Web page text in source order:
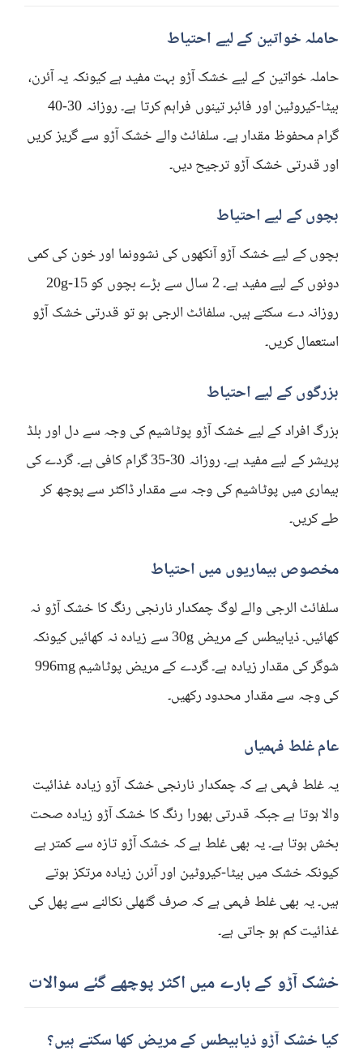
حاملہ خواتین کے لیے احتیاط
حاملہ خواتین کے لیے خشک آڑو بہت مفید ہے کیونکہ یہ آئرن،
بیٹا-کیروٹین اور فائبر تینوں فراہم کرتا ہے۔ روزانہ 30-40
گرام محفوظ مقدار ہے۔ سلفائٹ والے خشک آڑو سے گریز کریں
اور قدرتی خشک آڑو ترجیح دیں۔
بچوں کے لیے احتیاط
بچوں کے لیے خشک آڑو آنکھوں کی نشوونما اور خون کی کمی
دونوں کے لیے مفید ہے۔ 2 سال سے بڑے بچوں کو 15-20g
روزانہ دے سکتے ہیں۔ سلفائٹ الرجی ہو تو قدرتی خشک آڑو
استعمال کریں۔
بزرگوں کے لیے احتیاط
بزرگ افراد کے لیے خشک آڑو پوٹاشیم کی وجہ سے دل اور بلڈ
پریشر کے لیے مفید ہے۔ روزانہ 30-35 گرام کافی ہے۔ گردے کی
بیماری میں پوٹاشیم کی وجہ سے مقدار ڈاکٹر سے پوچھ کر
طے کریں۔
مخصوص بیماریوں میں احتیاط
سلفائٹ الرجی والے لوگ چمکدار نارنجی رنگ کا خشک آڑو نہ
کھائیں۔ ذیابیطس کے مریض 30g سے زیادہ نہ کھائیں کیونکہ
شوگر کی مقدار زیادہ ہے۔ گردے کے مریض پوٹاشیم 996mg
کی وجہ سے مقدار محدود رکھیں۔
عام غلط فہمیاں
یہ غلط فہمی ہے کہ چمکدار نارنجی خشک آڑو زیادہ غذائیت
والا ہوتا ہے جبکہ قدرتی بھورا رنگ کا خشک آڑو زیادہ صحت
بخش ہوتا ہے۔ یہ بھی غلط ہے کہ خشک آڑو تازہ سے کمتر ہے
کیونکہ خشک میں بیٹا-کیروٹین اور آئرن زیادہ مرتکز ہوتے
ہیں۔ یہ بھی غلط فہمی ہے کہ صرف گٹھلی نکالنے سے پھل کی
غذائیت کم ہو جاتی ہے۔
خشک آڑو کے بارے میں اکثر پوچھے گئے سوالات
کیا خشک آڑو ذیابیطس کے مریض کھا سکتے ہیں؟